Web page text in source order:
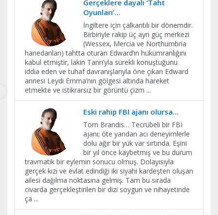
Gerçeklere dayalı ‘Taht
Oyunları’…
İngiltere için çalkantılı bir dönemdir.
Birbiriyle rakip üç ayrı güç merkezi
(Wessex, Mercia ve Northumbria
hanedanları) tahtta oturan Edward’ın hükümranlığını
kabul etmiştir, lakin Tanrı’yla sürekli konuştuğunu
iddia eden ve tuhaf davranışlarıyla öne çıkan Edward
annesi Leydi Emma’nın gölgesi altında hareket
etmekte ve istikrarsız bir görüntü çizm ...
Eski rahip FBI ajanı olursa…
Tom Brandis… Tecrübeli bir FBI
ajanı; öte yandan acı deneyimlerle
dolu ağır bir yük var sırtında. Eşini
bir yıl önce kaybetmiş ve bu durum
travmatik bir eylemin sonucu olmuş. Dolayısıyla
gerçek kızı ve evlat edindiği iki siyahi kardeşten oluşan
ailesi dağılma noktasına gelmiş. Tam bu sırada
civarda gerçekleştirilen bir dizi soygun ve nihayetinde
ça ...